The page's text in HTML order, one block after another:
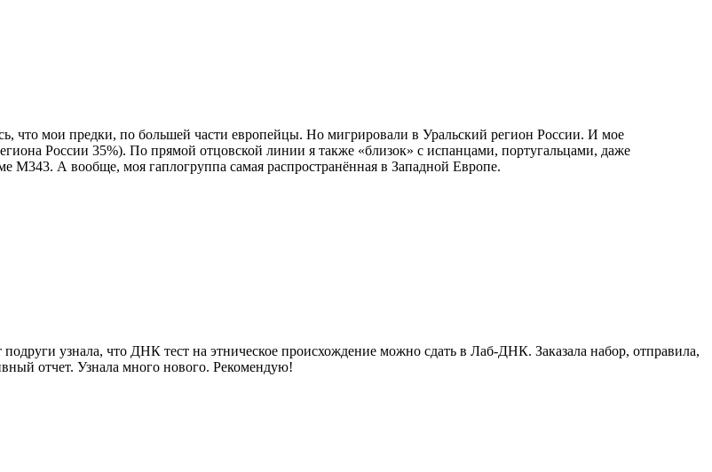
что мои предки, по большей части европейцы. Но мигрировали в Уральский регион России. И мое
России 35%). По прямой отцовской линии я также «близок» с испанцами, португальцами, даже
А вообще, моя гаплогруппа самая распространённая в Западной Европе.
узнала, что ДНК тест на этническое происхождение можно сдать в Лаб-ДНК. Заказала набор, отправила,
отчет. Узнала много нового. Рекомендую!